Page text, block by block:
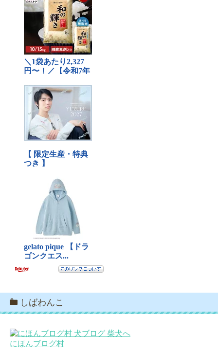
しばわんこ
にほんブログ村